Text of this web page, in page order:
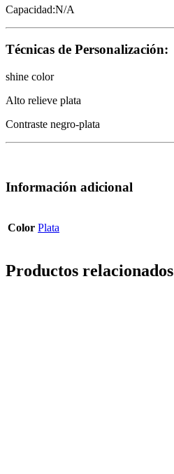
Capacidad:N/A
Técnicas de Personalización:
shine color
Alto relieve plata
Contraste negro-plata
Información adicional
Color Plata
Productos relacionados